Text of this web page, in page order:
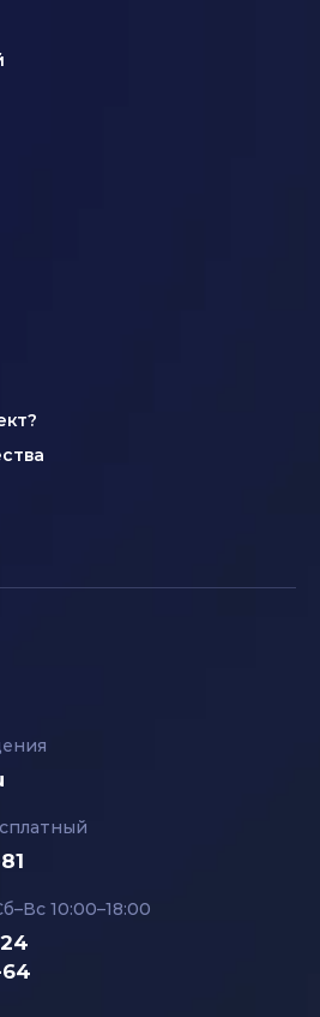
10:00–18:00